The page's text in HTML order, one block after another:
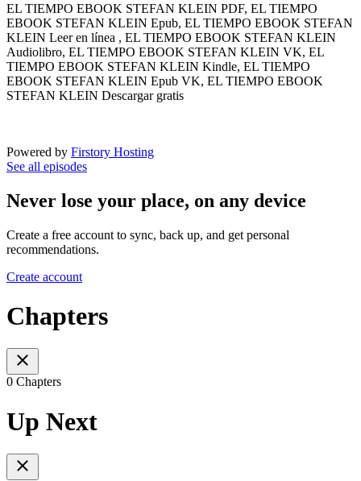
EL TIEMPO EBOOK STEFAN KLEIN PDF, EL TIEMPO
EBOOK STEFAN KLEIN Epub, EL TIEMPO EBOOK STEFAN
KLEIN Leer en línea , EL TIEMPO EBOOK STEFAN KLEIN
Audiolibro, EL TIEMPO EBOOK STEFAN KLEIN VK, EL
TIEMPO EBOOK STEFAN KLEIN Kindle, EL TIEMPO
EBOOK STEFAN KLEIN Epub VK, EL TIEMPO EBOOK
STEFAN KLEIN Descargar gratis
Powered by Firstory Hosting
See all episodes
Never lose your place, on any device
Create a free account to sync, back up, and get personal
recommendations.
Create account
Chapters
0 Chapters
Up Next